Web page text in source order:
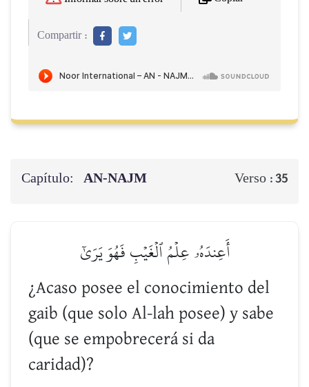
Compartir :
Capítulo: AN-NAJM Verso :35
أَعِندَهُۥ عِلۡمُ ٱلۡغَيۡبِ فَهُوَ يَرَىٰٓ
¿Acaso posee el conocimiento del
gaib (que solo Al-lah posee) y sabe
(que se empobrecerá si da
caridad)?